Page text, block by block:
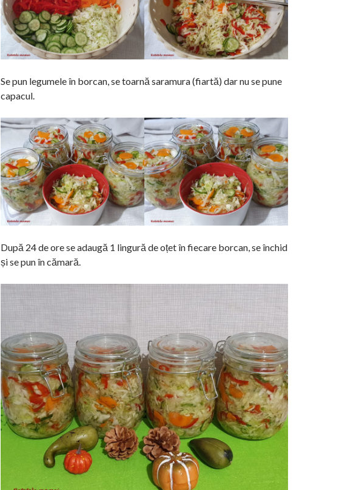
Se pun legumele în borcan, se toarnă saramura (fiartă) dar nu se pune
capacul.
După 24 de ore se adaugă 1 lingură de oțet în fiecare borcan, se închid
și se pun în cămară.